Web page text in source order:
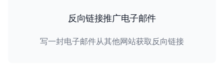
反向链接推广电子邮件
写一封电子邮件从其他网站获取反向链接